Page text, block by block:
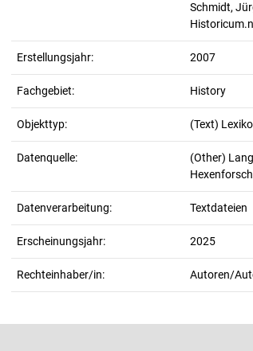
Schmidt,
Erstellungsjahr: 2007
Fachgebiet: History
Objekttyp: (Text)
Datenquelle:
(Other)
Datenverarbeitung: Textdateien
Erscheinungsjahr: 2025
Rechteinhaber/in: Autoren/